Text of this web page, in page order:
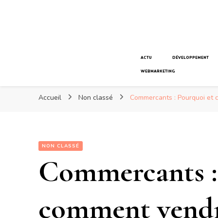
ACTU DÉVELOPPEMENT
WEBMARKETING
Accueil Non classé Commercants : Pourquoi
NON CLASSÉ
Commercants
comment